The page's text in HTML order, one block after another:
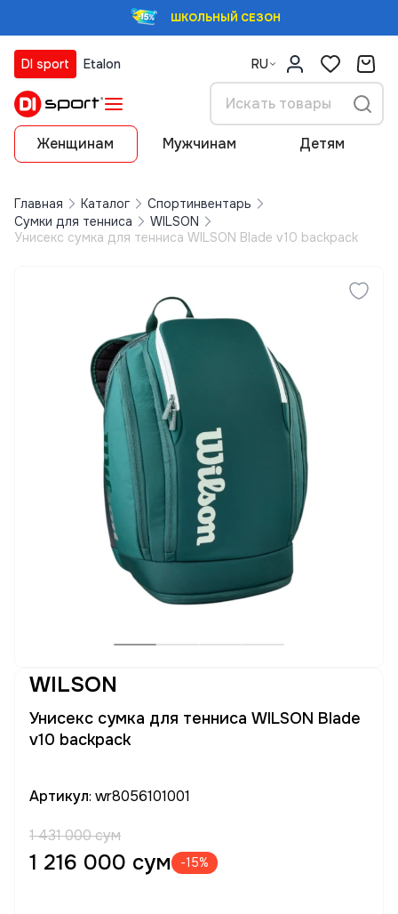
ШКОЛЬНЫЙ СЕЗОН
DI sport Etalon RU
Женщинам Мужчинам Детям
Главная Каталог
Спортинвентарь
Сумки для тенниса
WILSON
Унисекс сумка для тенниса WILSON Blade v10 backpack
WILSON
Унисекс сумка для тенниса WILSON Blade
v10 backpack
Артикул: wr8056101001
1 431 000 сум
1 216 000 сум -15%